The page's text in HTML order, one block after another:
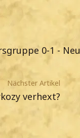
0-1 -
Nächster Artikel
verhext?